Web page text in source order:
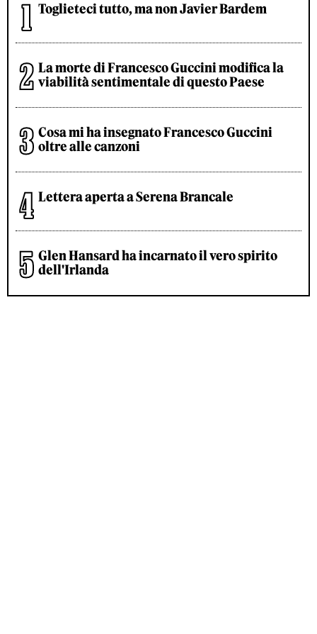
Toglieteci tutto, ma non Javier Bardem
La morte di Francesco Guccini modifica la
viabilità sentimentale di questo Paese
Cosa mi ha insegnato Francesco Guccini
oltre alle canzoni
Lettera aperta a Serena Brancale
Glen Hansard ha incarnato il vero spirito
dell'Irlanda